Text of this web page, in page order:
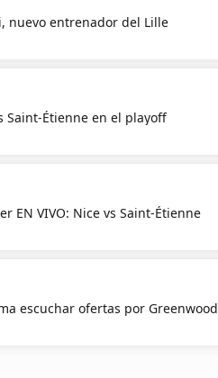
nuevo entrenador del Lille
Saint-Étienne en el playoff
EN VIVO: Nice vs Saint-Étienne
escuchar ofertas por Greenwood